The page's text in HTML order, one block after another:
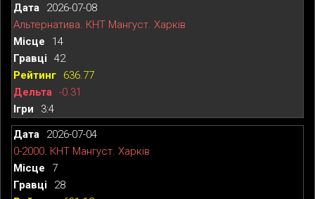
2026-07-08
Альтернатива. КНТ Мангуст. Харків
14
42
636.77
-0.31
3:4
2026-07-04
0-2000. КНТ Мангуст. Харків
7
28